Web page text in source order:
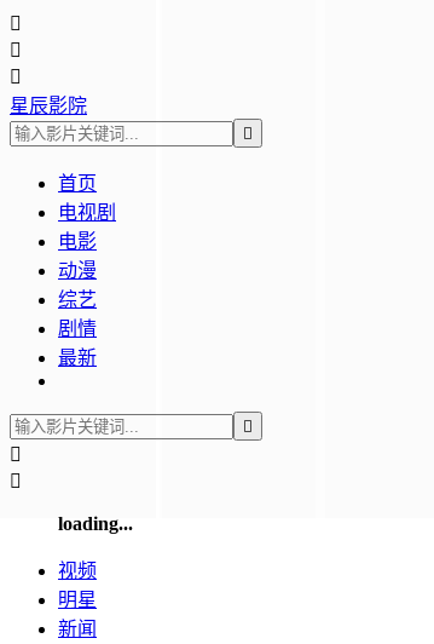



星辰影院

首页
电视剧
电影
动漫
综艺
剧情
最新



loading...
视频
明星
新闻